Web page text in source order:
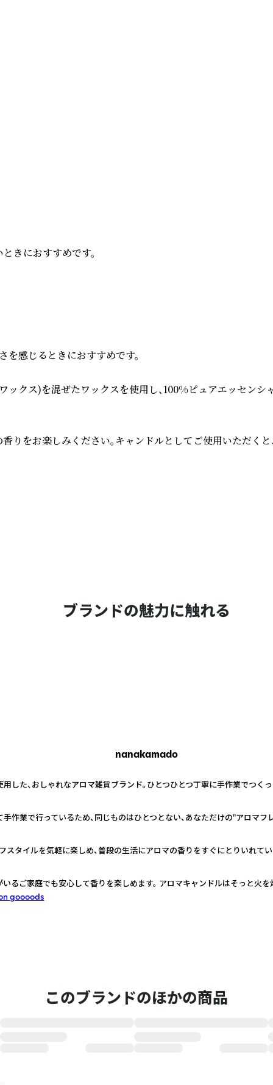
きにおすすめです。
感じるときにおすすめです。
ス)を混ぜたワックスを使用し、100%ピュアエッセンシ
をお楽しみください。キャンドルとしてご使用いただく
ブランドの魅力に触れる
nanakamado
した、おしゃれなアロマ雑貨ブランド。ひとつひとつ丁寧に手作業でつく
作業で行っているため、同じものはひとつとない、あなただけの"アロマフ
タイルを気軽に楽しめ、普段の生活にアロマの香りをすぐにとりいれてい
るご家庭でも安心して香りを楽しめます。 アロマキャンドルはそっと火
goooods
このブランドのほかの商品